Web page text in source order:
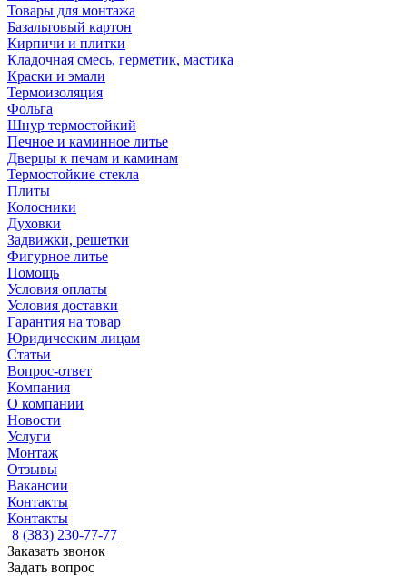
Товары для монтажа
Базальтовый картон
Кирпичи и плитки
Кладочная смесь, герметик, мастика
Краски и эмали
Термоизоляция
Фольга
Шнур термостойкий
Печное и каминное литье
Дверцы к печам и каминам
Термостойкие стекла
Плиты
Колосники
Духовки
Задвижки, решетки
Фигурное литье
Помощь
Условия оплаты
Условия доставки
Гарантия на товар
Юридическим лицам
Статьи
Вопрос-ответ
Компания
О компании
Новости
Услуги
Монтаж
Отзывы
Вакансии
Контакты
Контакты
8 (383) 230-77-77
Заказать звонок
Задать вопрос